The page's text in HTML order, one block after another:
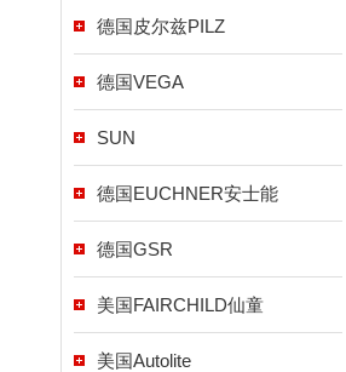
德国皮尔兹PILZ
德国VEGA
SUN
德国EUCHNER安士能
德国GSR
美国FAIRCHILD仙童
美国Autolite